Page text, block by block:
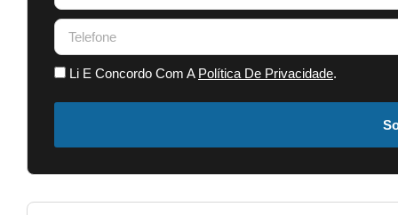
Li E Concordo Com A Política De Privacidade.